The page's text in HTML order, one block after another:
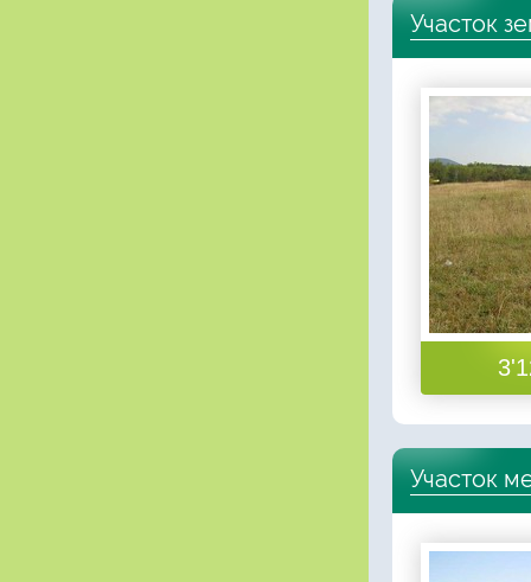
Участок
Участок